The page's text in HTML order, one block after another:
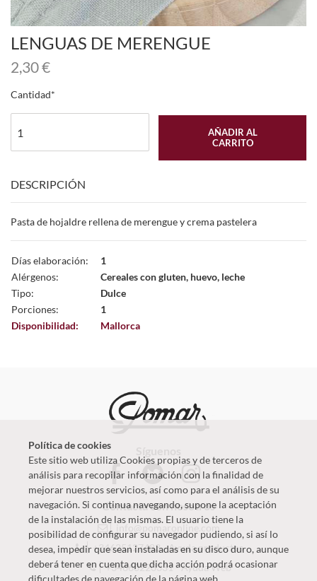
LENGUAS DE MERENGUE
2,30€
Cantidad
AÑADIR AL
CARRITO
DESCRIPCIÓN
Pasta de hojaldre rellena de merengue y crema pastelera
Días elaboración:
1
Alérgenos:
Cereales con gluten, huevo, leche
Tipo:
Dulce
Porciones:
1
Disponibilidad:
Mallorca
Contacta con nosotros
+34625127483-Ayuda productos
+34660220331-Ayuda Web
Política de cookies
Este sitio web utiliza Cookies propias y de terceros de
análisis para recopilar información con la finalidad de
mejorar nuestros servicios, así como para el análisis de su
navegación. Si continua navegando, supone la aceptación
de la instalación de las mismas. El usuario tiene la
posibilidad de configurar su navegador pudiendo, si así lo
desea, impedir que sean instaladas en su disco duro, aunque
deberá tener en cuenta que dicha acción podrá ocasionar
dificultades de navegación de la página web